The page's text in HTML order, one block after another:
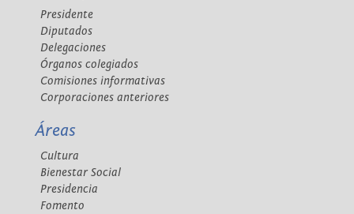
Presidente
Diputados
Delegaciones
Órganos colegiados
Comisiones informativas
Corporaciones anteriores
Áreas
Cultura
Bienestar Social
Presidencia
Fomento